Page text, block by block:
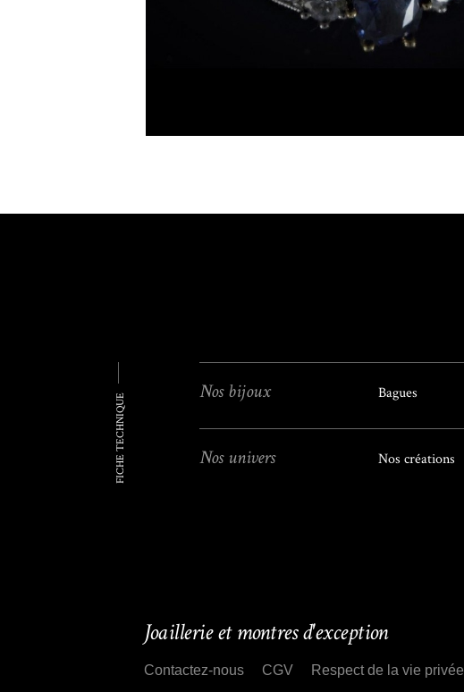
FICHE TECHNIQUE
Nos bijoux Bagues
Nos univers Nos créations
Joaillerie et montres d'exception
Contactez-nous CGV Respect de la vie privée